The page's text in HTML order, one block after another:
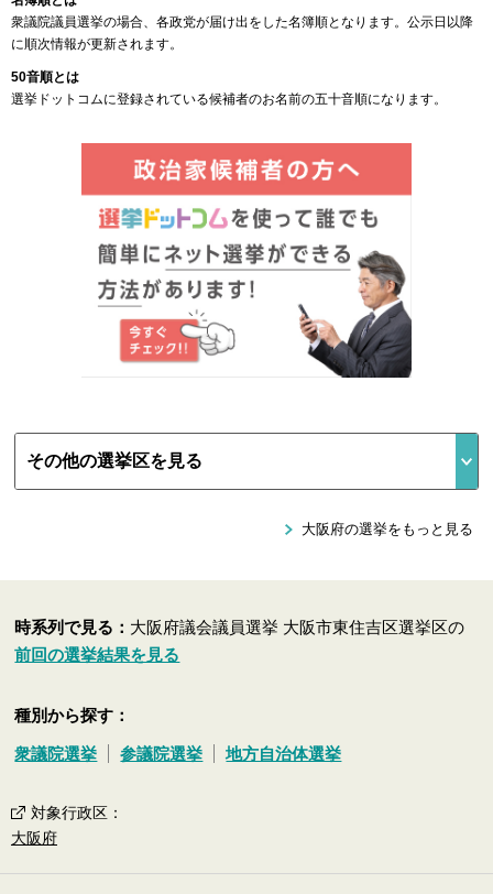
衆議院議員選挙の場合、各政党が届け出をした名簿順となります。公示日以降
に順次情報が更新されます。
50音順とは
選挙ドットコムに登録されている候補者のお名前の五十音順になります。
大阪府の選挙をもっと見る
時系列で見る： 大阪府議会議員選挙 大阪市東住吉区選挙区の
前回の選挙結果を見る
種別から探す：
衆議院選挙 参議院選挙 地方自治体選挙
対象行政区 ：
大阪府